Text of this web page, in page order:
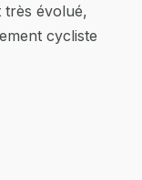
très évolué,
cycliste